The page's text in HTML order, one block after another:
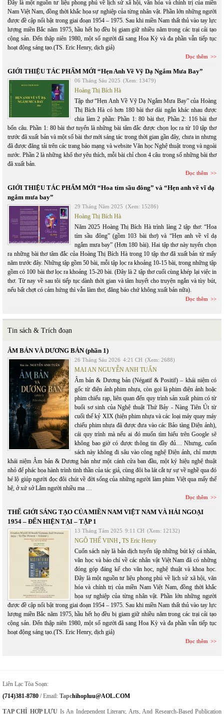
Đây là một nguồn tư liệu phong phú về lịch sử xã hội, văn hóa và chính trị của miền
Nam Việt Nam, đồng thời khắc họa sự nghiệp của từng nhân vật. Phần lớn những người
được đề cập nổi bật trong giai đoạn 1954 – 1975. Sau khi miền Nam thất thủ vào tay lực
lượng miền Bắc năm 1975, hầu hết họ đều bị giam giữ nhiều năm trong các trại cải tạo
cộng sản. Đến thập niên 1980, một số người đã sang Hoa Kỳ và đa phần vẫn tiếp tục
hoạt động sáng tạo.(TS. Eric Henry, dịch giả)
Đọc thêm
GIỚI THIỆU TÁC PHẨM MỚI “Hẹn Anh Về Vỹ Dạ Ngắm Mưa Bay”
06 Tháng Sáu 2025 (Xem: 13479)
Hoàng Thị Bích Hà
Tập thơ “Hẹn Anh Về Vỹ Dạ Ngắm Mưa Bay” của Hoàng
Thị Bích Hà có hơn 180 bài thơ dài ngắn khác nhau được
chia làm 2 phần: Phần 1: 80 bài thơ, Phần 2: 116 bài thơ
bốn câu. Phần 1: 80 bài thơ tuyển là những bài tâm đắc được chọn lọc ra từ 10 tập thơ
trước đã xuất bản và một số bài thơ mới sáng tác trong thời gian gần đây, chưa in nhưng
đã được đăng tải trên các trang báo mạng và website Văn học Nghệ thuật trong và ngoài
nước. Phần 2 là những khổ thơ yêu thích, mỗi bài chỉ chon 4 câu trong số những bài thơ
đã xuất bản.
Đọc thêm
GIỚI THIỆU TÁC PHẨM MỚI “Hoa tím sầu đông” và “Hẹn anh về vĩ dạ
ngắm mưa bay”
29 Tháng Năm 2025 (Xem: 15286)
Hoàng Thị Bích Hà
Năm 2025 Hoàng Thị Bích Hà trình làng 2 tập thơ: “Hoa
tím sầu đông” (gồm 103 bài thơ) và “Hẹn anh về vĩ dạ
ngắm mưa bay” (Hơn 180 bài). Hai tập thơ này tuyển chọn
ra những bài thơ tâm đắc của Hoàng Thị Bích Hà trong 10 tập thơ đã xuất bản từ mấy
năm trước đây. Những tập gồm 50 bài, mỗi tập lọc ra khoảng 10-15 bài, trong những tập
gồm có 100 bài thơ lọc ra khoảng 15-20 bài. (Đây là 2 tập thơ cuối cùng khép lại việc in
thơ. Từ nay về sau tôi tiếp tục dành thời gian và tâm huyết cho truyện ngắn và tùy bút,
nếu bất chợt có cảm hứng thì vẫn làm thơ, đăng báo chứ không xuất bản nữa).
Đọc thêm
Tin sách & Trích đoạn
ÂM BẢN VÀ DƯƠNG BẢN (phần 1)
26 Tháng Sáu 2026 4:21 CH (Xem: 2688)
MAI AN NGUYỄN ANH TUẤN
Âm bản & Dương bản (Négatif & Positif) – khái niệm có
gốc từ điện ảnh phim nhựa, còn gọi là phim điện ảnh hoặc
phim chiếu rạp, liên quan đến quy trình sản xuất phim có từ
buổi sơ sinh của Nghệ thuật Thứ Bảy - Nàng Tiên Út từ
cuối thế kỷ XIX (hiện phim nhựa và các loại máy quay máy
chiếu phim nhựa đã được đưa vào các Bảo tàng Điện ảnh),
cái quy trình mà nếu ai đó muốn tìm hiểu trên Google sẽ
không bao giờ có được thông tin đầy đủ… Nhưng, cuốn
sách này không đi sâu vào công nghệ Điện ảnh, chỉ mượn
khái niệm Âm bản & Dương bản như một cánh cửa ban đầu, một ký hiệu nghệ thuật
nhỏ để phác họa hành trình tinh thần của tác giả, cùng đôi ba lát cắt tự sự về nghề qua đó
hé lộ giúp người đọc đôi chút về đời sống của những người làm phim Việt qua mấy thế
hệ, ở xứ sở Lắm người nhiều ma …
Đọc thêm
THẾ GIỚI SÁNG TẠO CỦA MIỀN NAM VIỆT NAM VÀ HẢI NGOẠI
1954 – ĐẾN HIỆN TẠI – TẬP 1
13 Tháng Tám 2025 9:11 CH (Xem: 12132)
NGÔ THẾ VINH, TS Eric Henry
Cuốn sách này là bản dịch tuyển tập những bút ký cá nhân,
văn học và báo chí về các nhân vật Việt Nam đã có những
đóng góp đáng kể cho văn học, nghệ thuật và khoa học.
Đây là một nguồn tư liệu phong phú về lịch sử xã hội, văn
hóa và chính trị của miền Nam Việt Nam, đồng thời khắc
họa sự nghiệp của từng nhân vật. Phần lớn những người
được đề cập nổi bật trong giai đoạn 1954 – 1975. Sau khi miền Nam thất thủ vào tay lực
lượng miền Bắc năm 1975, hầu hết họ đều bị giam giữ nhiều năm trong các trại cải tạo
cộng sản. Đến thập niên 1980, một số người đã sang Hoa Kỳ và đa phần vẫn tiếp tục
hoạt động sáng tạo.(TS. Eric Henry, dịch giả)
Đọc thêm
Liên Lạc Tòa Soạn:
(714)381-8780 / Email: TapcHihopluu@AOL.COM
TẠP CHÍ HỢP LƯU Is An Independent Literary, Arts, And Research-Based Publication